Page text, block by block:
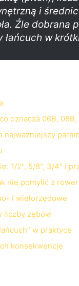
i
Źle dobrana
w
oznacza 06B,
najważniejszy
1/2", 5/8", 3/4" i
nie pomylić z
i wielorzędowe
liczby zębów
w praktyce
konsekwencje